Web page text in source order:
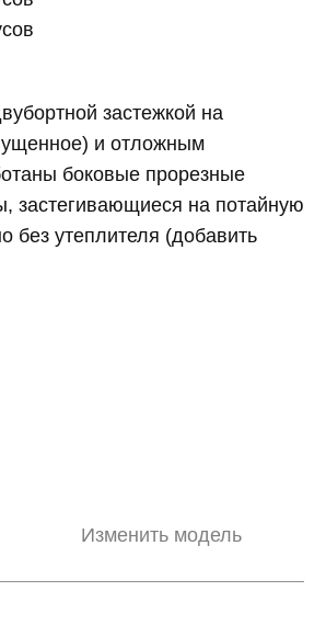
застежкой на
и отложным
боковые прорезные
застегивающиеся на потайную
без утеплителя (добавить
Изменить модель